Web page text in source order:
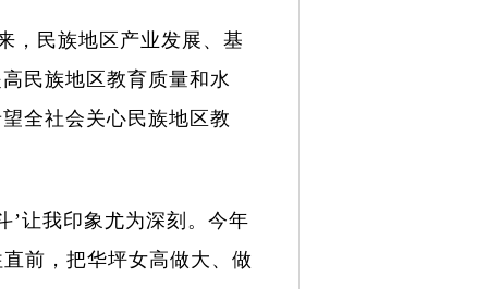
，民族地区产业发展、基
民族地区教育质量和水
全社会关心民族地区教
’让我印象尤为深刻。今年
前，把华坪女高做大、做